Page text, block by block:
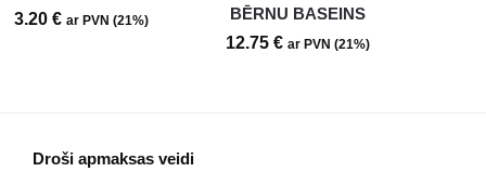
3.20 € ar PVN (21%)
BĒRNU BASEINS
12.75€ ar PVN (21%)
Droši apmaksas veidi